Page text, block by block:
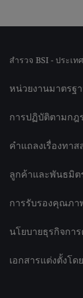
สำรวจ BSI - ประเท
หน่วยงานมาตรฐ
การปฏิบัติตามกฎ
คำแถลงเรื่องทา
ลูกค้าและพันธมิต
การรับรองคุณภา
นโยบายธุรกิจกา
เอกสารแต่งตั้งโด